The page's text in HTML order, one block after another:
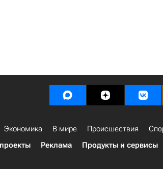
Экономика В мире Происшествия
Реклама Продукты и сервисы